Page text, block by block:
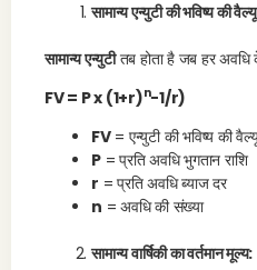
सामान्य एन्युटी की भविष्य की
सामान्य एन्युटीतब होता है जब हर अवधि
FV = P x (1+r)n−1/r)
FV= एन्युटी की भविष्य की
P= प्रति अवधि भुगतान राशि
r = प्रति अवधि ब्याज दर
n = अवधि की संख्या
सामान्य वार्षिकी का वर्तमान मूल्य: